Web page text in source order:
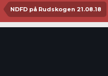
NDFD på Rudskogen 21.08.18